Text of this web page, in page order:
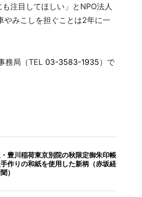
注目してほしい」とNPO法人
やみこしを担ぐことは2年に一
務局（TEL 03-3583-1935）で
豊川稲荷東京別院の秋限定御朱印帳
作りの和紙を使用した新柄（赤坂経
）